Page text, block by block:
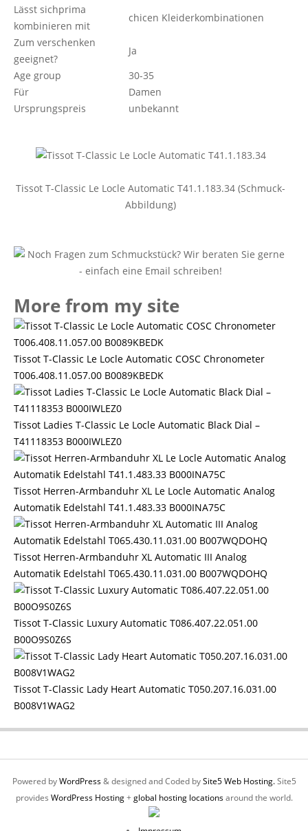
Lässt sichprima
kombinieren mit
chicen Kleiderkombinationen
Zum verschenken
geeignet?
Ja
Age group
30-35
Für
Damen
Ursprungspreis
unbekannt
Tissot T-Classic Le Locle Automatic T41.1.183.34 (Schmuck-
Abbildung)
More from my site
Tissot T-Classic Le Locle Automatic COSC Chronometer
T006.408.11.057.00 B0089KBEDK
Tissot Ladies T-Classic Le Locle Automatic Black Dial –
T41118353 B000IWLEZ0
Tissot Herren-Armbanduhr XL Le Locle Automatic Analog
Automatik Edelstahl T41.1.483.33 B000INA75C
Tissot Herren-Armbanduhr XL Automatic III Analog
Automatik Edelstahl T065.430.11.031.00 B007WQDOHQ
Tissot T-Classic Luxury Automatic T086.407.22.051.00
B00O9S0Z6S
Tissot T-Classic Lady Heart Automatic T050.207.16.031.00
B008V1WAG2
Powered byWordPress& designed and Coded bySite5 Web Hosting.Site5
provides WordPress Hosting+global hosting locationsaround the world.